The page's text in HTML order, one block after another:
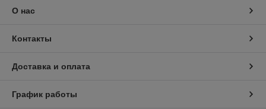
О нас
Контакты
Доставка и оплата
График работы